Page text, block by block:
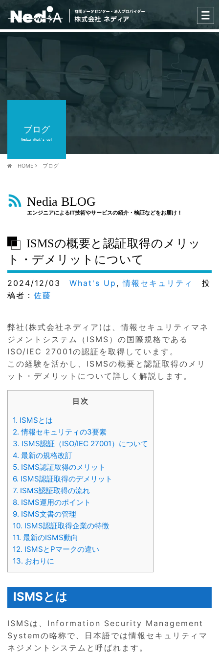
ブログ
Nedia What's up!
HOME ブログ
Nedia BLOG
エンジニアによるIT技術やサービスの紹介・検証などをお届け！
ISMSの概要と認証取得のメリッ
ト・デメリットについて
2024/12/03 What's Up ,情報セキュリティ
投
稿者： 佐藤
弊社(株式会社ネディア)は、情報セキュリティマネ
ジメントシステム（ISMS）の国際規格である
ISO/IEC 27001の認証を取得しています。
この経験を活かし、ISMSの概要と認証取得のメリ
ット・デメリットについて詳しく解説します。
目次
1. ISMSとは
2. 情報セキュリティの3要素
3. ISMS認証（ISO/IEC 27001）について
4. 最新の規格改訂
5. ISMS認証取得のメリット
6. ISMS認証取得のデメリット
7. ISMS認証取得の流れ
8. ISMS運用のポイント
9. ISMS文書の管理
10. ISMS認証取得企業の特徴
11. 最新のISMS動向
12. ISMSとPマークの違い
13. おわりに
ISMSとは
ISMSは、Information Security Management
Systemの略称で、日本語では情報セキュリティマ
ネジメントシステムと呼ばれます。